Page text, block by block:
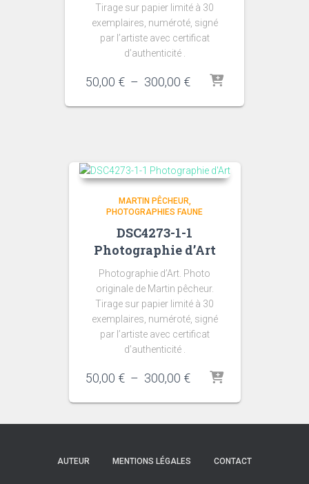
Tirage sur papier limité à 30
exemplaires, numéroté, signé
par l’artiste avec certificat
d’authenticité .
50,00 € – 300,00 €Plage
prix :
MARTIN PÊCHEUR
PHOTOGRAPHIES FAUNE
DSC4273-1-1
Photographie d’Art
Photographie d’Art. Photo
originale de Martin pêcheur.
Tirage sur papier limité à 30
exemplaires, numéroté, signé
par l’artiste avec certificat
d’authenticité .
50,00 € – 300,00 €Plage
prix :
50,00 €
AUTEUR MENTIONS LÉGALES CONTACT